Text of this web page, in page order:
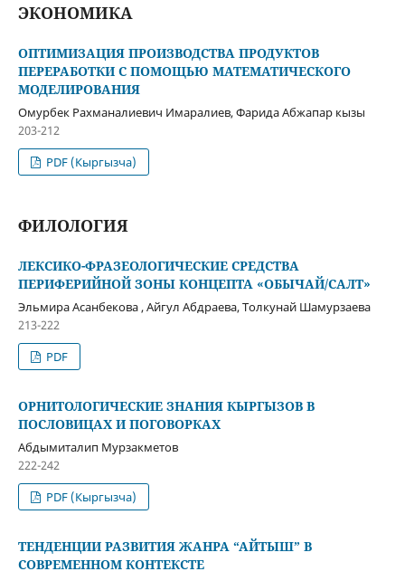
ЭКОНОМИКА
ОПТИМИЗАЦИЯ ПРОИЗВОДСТВА ПРОДУКТОВ
ПЕРЕРАБОТКИ С ПОМОЩЬЮ МАТЕМАТИЧЕСКОГО
МОДЕЛИРОВАНИЯ
Омурбек Рахманалиевич Имаралиев, Фарида Абжапар кызы
203-212
PDF (Кыргызча)
ФИЛОЛОГИЯ
ЛЕКСИКО-ФРАЗЕОЛОГИЧЕСКИЕ СРЕДСТВА
ПЕРИФЕРИЙНОЙ ЗОНЫ КОНЦЕПТА «ОБЫЧАЙ/САЛТ»
Эльмира Асанбекова , Айгул Абдраева, Толкунай Шамурзаева
213-222
PDF
ОРНИТОЛОГИЧЕСКИЕ ЗНАНИЯ КЫРГЫЗОВ В
ПОСЛОВИЦАХ И ПОГОВОРКАХ
Абдымиталип Мурзакметов
222-242
PDF (Кыргызча)
ТЕНДЕНЦИИ РАЗВИТИЯ ЖАНРА “АЙТЫШ” В
СОВРЕМЕННОМ КОНТЕКСТЕ